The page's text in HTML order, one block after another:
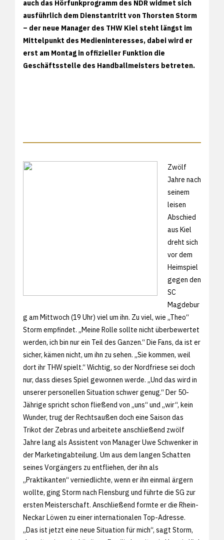
auch das Hörfunkprogramm des NDR widmet sich
ausführlich dem Dienstantritt von Thorsten Storm
– der neue Manager des THW Kiel steht längst im
Mittelpunkt des Medieninteresses, dabei wird er
erst am Montag in offizieller Funktion die
Geschäftsstelle des Handballmeisters betreten.
Zwölf
Jahre nach
seinem
leisen
Abschied
aus Kiel
dreht sich
vor dem
Heimspiel
gegen den
SC
Magdebur
g am Mittwoch (19 Uhr) viel um ihn. Zu viel, wie „Theo“
Storm empfindet. „Meine Rolle sollte nicht überbewertet
werden, ich bin nur ein Teil des Ganzen.“ Die Fans, da ist er
sicher, kämen nicht, um ihn zu sehen. „Sie kommen, weil
dort ihr THW spielt.“ Wichtig, so der Nordfriese sei doch
nur, dass dieses Spiel gewonnen werde. „Und das wird in
unserer personellen Situation schwer genug.“ Der 50-
Jährige spricht schon fließend von „uns“ und „wir“, kein
Wunder, trug der Rechtsaußen doch eine Saison das
Trikot der Zebras und arbeitete anschließend zwölf
Jahre lang als Assistent von Manager Uwe Schwenker in
der Marketingabteilung. Um aus dem langen Schatten
seines Vorgängers zu entfliehen, der ihn als
„Praktikanten“ verniedlichte, wenn er ihn einmal ärgern
wollte, ging Storm nach Flensburg und führte die SG zur
ersten Meisterschaft. Anschließend formte er die Rhein-
Neckar Löwen zu einer internationalen Top-Adresse.
„Das ist jetzt eine neue Situation für mich“, sagt Storm,